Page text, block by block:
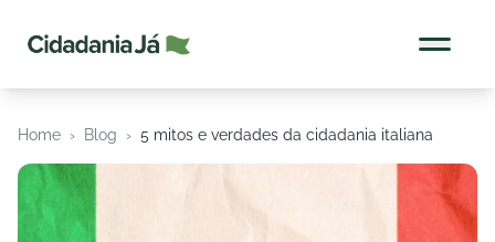
Home › Blog › 5 mitos e verdades da cidadania italiana